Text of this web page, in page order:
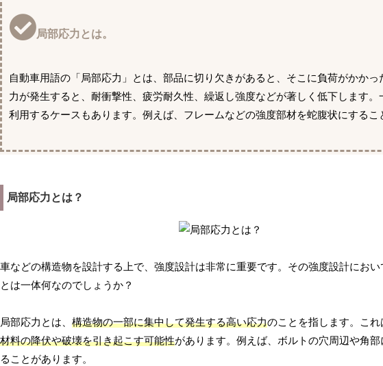
局部応力とは。
自動車用語の「局部応力」とは、部品に切り欠きがあると、そこに負荷がかか
力が発生すると、耐衝撃性、疲労耐久性、繰返し強度などが著しく低下します
利用するケースもあります。例えば、フレームなどの強度部材を蛇腹状にする
局部応力とは？
車などの構造物を設計する上で、強度設計は非常に重要です。その強度設計におい
とは一体何なのでしょうか？
局部応力とは、 構造物の一部に集中して発生する高い応力のことを指します。こ
材料の降伏や破壊を引き起こす可能性があります。例えば、ボルトの穴周辺や角
ることがあります。